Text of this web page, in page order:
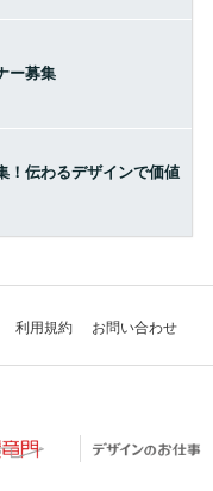
ー募集
！伝わるデザインで価値
利用規約 お問い合わせ